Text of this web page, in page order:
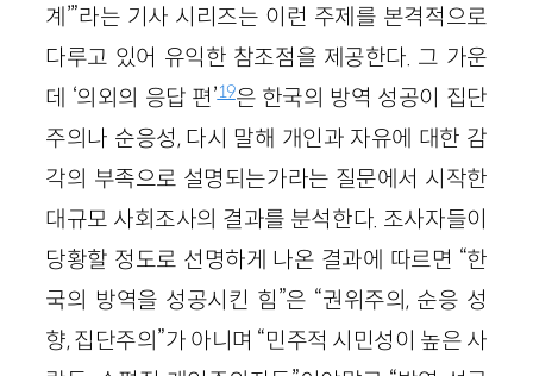
계’”라는 기사 시리즈는 이런 주제를 본격적으로
다루고 있어 유익한 참조점을 제공한다. 그 가운
데 ‘의외의 응답 편’19은 한국의 방역 성공이 집단
주의나 순응성, 다시 말해 개인과 자유에 대한 감
각의 부족으로 설명되는가라는 질문에서 시작한
대규모 사회조사의 결과를 분석한다. 조사자들이
당황할 정도로 선명하게 나온 결과에 따르면 “한
국의 방역을 성공시킨 힘”은 “권위주의, 순응 성
향, 집단주의”가 아니며 “민주적 시민성이 높은 사